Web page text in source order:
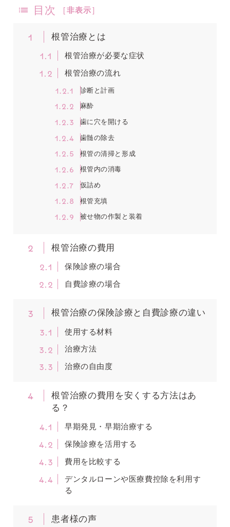
目次 [非表示]
1 根管治療とは
1.1 根管治療が必要な症状
1.2 根管治療の流れ
1.2.1 診断と計画
1.2.2 麻酔
1.2.3 歯に穴を開ける
1.2.4 歯髄の除去
1.2.5 根管の清掃と形成
1.2.6 根管内の消毒
1.2.7 仮詰め
1.2.8 根管充填
1.2.9 被せ物の作製と装着
2 根管治療の費用
2.1 保険診療の場合
2.2 自費診療の場合
3 根管治療の保険診療と自費診療の違い
3.1 使用する材料
3.2 治療方法
3.3 治療の自由度
4
根管治療の費用を安くする方法はあ
る？
4.1 早期発見・早期治療する
4.2 保険診療を活用する
4.3 費用を比較する
4.4
デンタルローンや医療費控除を利用す
る
5 患者様の声